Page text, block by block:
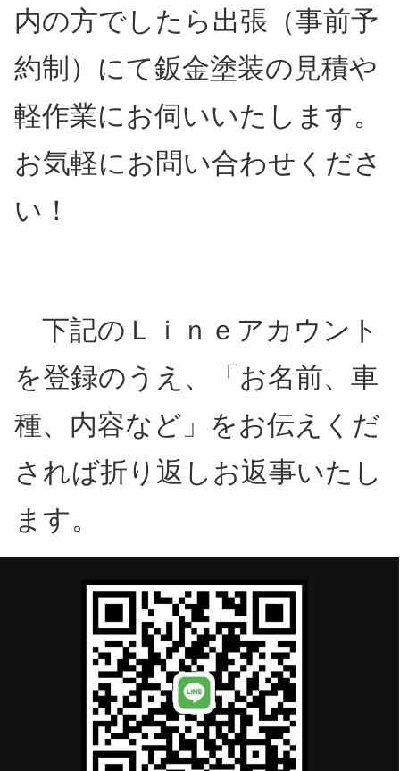
内の方でしたら出張（事前予
約制）にて鈑金塗装の見積や
軽作業にお伺いいたします。
お気軽にお問い合わせくださ
い！
下記のＬｉｎｅアカウント
を登録のうえ、「お名前、車
種、内容など」をお伝えくだ
されば折り返しお返事いたし
ます。